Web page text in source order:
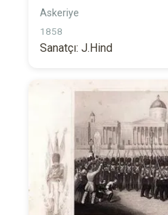
Askeriye
1858
Sanatçı: J.Hind